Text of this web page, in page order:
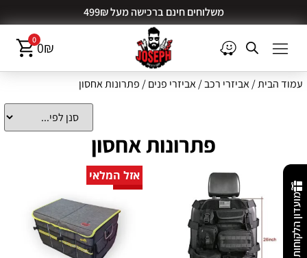
משלוחים חינם ברכישה מעל 499₪
0 0₪
מועדון הלקוחות
עמוד הבית/אביזרי רכב/אביזרי פנים/ פתרונות אחסון
פתרונות אחסון
מבצע!
אזל המלאי